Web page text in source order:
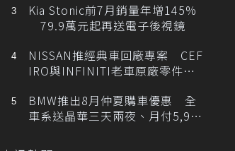
Kia Stonic前7月銷量年增145%
79.9萬元起再送電子後視鏡
NISSAN推經典車回廠專案 CEF
IRO與INFINITI老車原廠零件最
BMW推出8月仲夏購車優惠 全
車系送晶華三天兩夜、月付5,900